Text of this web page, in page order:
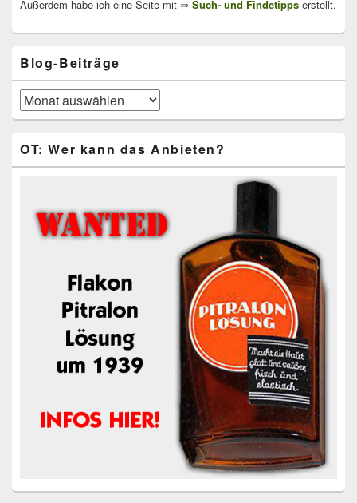
Außerdem habe ich eine Seite mit ⇒ Such- und Findetipps erstellt.
Blog-Beiträge
Blog-
Beiträge
OT: Wer kann das Anbieten?